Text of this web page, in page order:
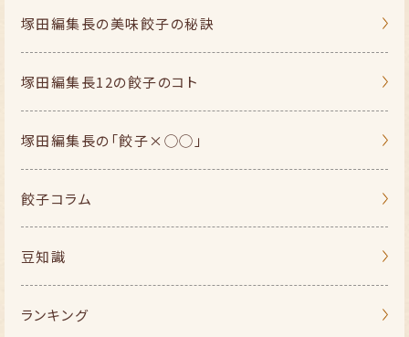
塚田編集長の美味餃子の秘訣
塚田編集長12の餃子のコト
塚田編集長の 「餃子×◯◯」
餃子コラム
豆知識
ランキング